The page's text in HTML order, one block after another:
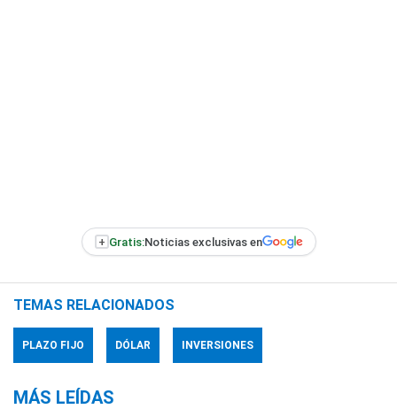
+ Gratis:Noticias exclusivas en
TEMAS RELACIONADOS
PLAZO FIJO DÓLAR INVERSIONES
MÁS LEÍDAS